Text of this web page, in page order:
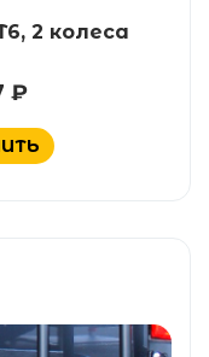
2 колеса
₽